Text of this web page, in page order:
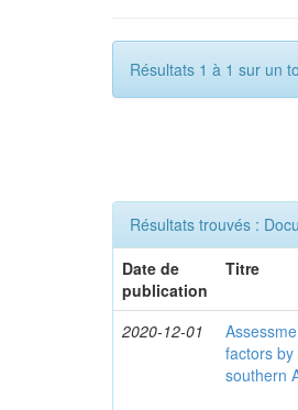
Résultats 1 à 1 sur un
Résultats trouvés :
Date de
publication
Titre
2020-12-01
factors
southern